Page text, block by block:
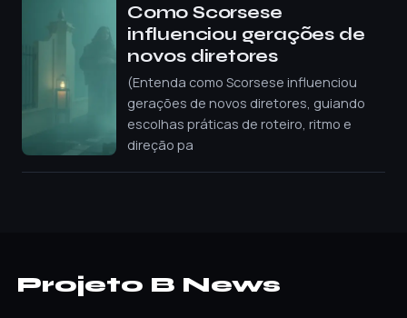
Como Scorsese
influenciou gerações de
novos diretores
(Entenda como Scorsese influenciou
gerações de novos diretores, guiando
escolhas práticas de roteiro, ritmo e
direção pa
Projeto B News